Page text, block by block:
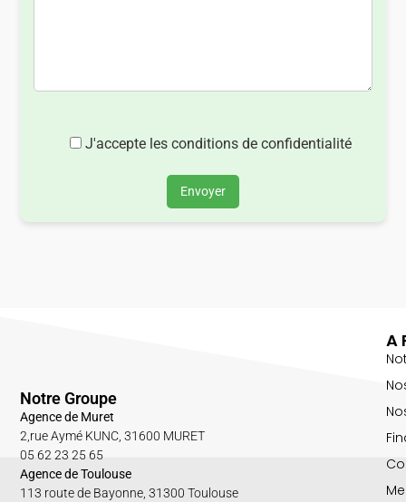
J'accepte les conditions de confidentialité
Envoyer
A
Notre Groupe
Agence de Muret
2,rue Aymé KUNC, 31600 MURET
05 62 23 25 65
Agence de Toulouse
113 route de Bayonne, 31300 Toulouse